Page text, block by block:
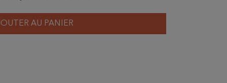
AU PANIER